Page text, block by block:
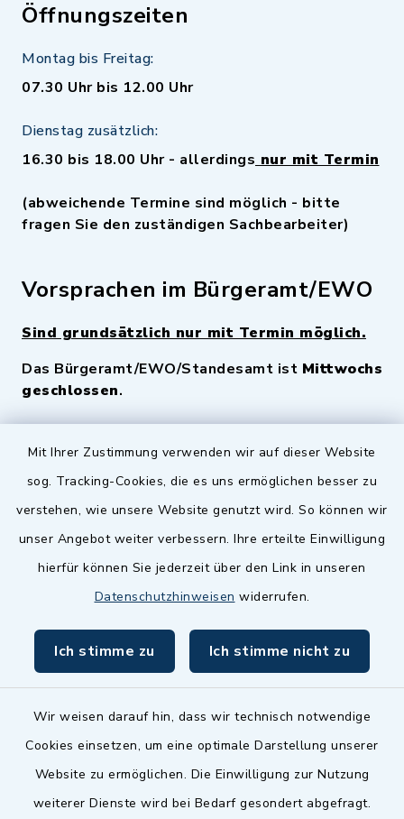
Mit Ihrer Zustimmung verwenden wir auf dieser Website
sog. Tracking-Cookies, die es uns ermöglichen besser zu
verstehen, wie unsere Website genutzt wird. So können wir
unser Angebot weiter verbessern. Ihre erteilte Einwilligung
hierfür können Sie jederzeit über den Link in unseren
Datenschutzhinweisen widerrufen.
Ich stimme zu Ich stimme nicht zu
Wir weisen darauf hin, dass wir technisch notwendige
Cookies einsetzen, um eine optimale Darstellung unserer
Website zu ermöglichen. Die Einwilligung zur Nutzung
weiterer Dienste wird bei Bedarf gesondert abgefragt.
Öffnungszeiten
Montag bis Freitag:
07.30 Uhr bis 12.00 Uhr
Dienstag zusätzlich:
16.30 bis 18.00 Uhr - allerdings nur mit Termin
(abweichende Termine sind möglich - bitte
fragen Sie den zuständigen Sachbearbeiter)
Vorsprachen im Bürgeramt/EWO
Sind grundsätzlich nur mit Termin möglich.
Das Bürgeramt/EWO/Standesamt ist Mittwochs
geschlossen.
Quicklinks
Zenngrund Allianz
Dillenberggruppe
inixmedia GmbH